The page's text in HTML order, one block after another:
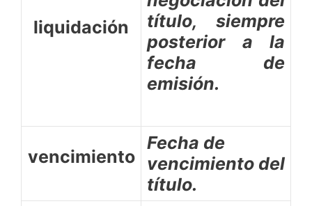
liquidación
título, siempre
posterior a la
fecha de
emisión.
vencimiento
Fecha de
vencimiento del
título.